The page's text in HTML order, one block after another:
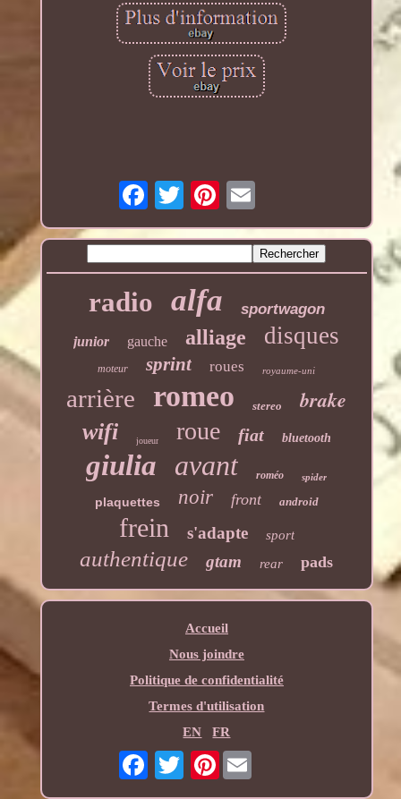
radio alfa sportwagon
junior gauche alliage disques
moteur sprint roues royaume-uni
arrière romeo stereo brake
wifi joueur roue fiat bluetooth
giulia avant roméo spider
plaquettes noir front android
frein s'adapte sport
authentique gtam rear pads
Accueil
Nous joindre
Politique de confidentialité
Termes d'utilisation
EN
FR
Pinterest